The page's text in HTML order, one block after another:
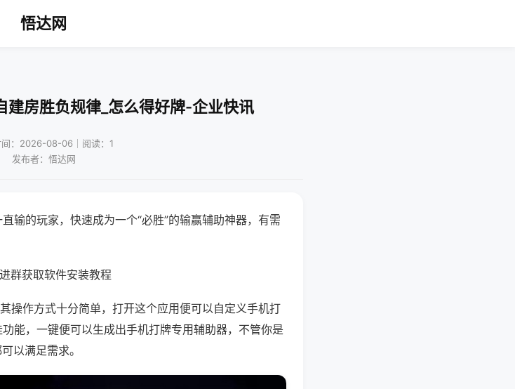
悟达网
建房胜负规律_怎么得好牌-企业快讯
间：2026-08-06｜阅读：1
发布者：悟达网
输的玩家，快速成为一个“必胜”的输赢辅助神器，有需
群获取软件安装教程
操作方式十分简单，打开这个应用便可以自定义手机打
能，一键便可以生成出手机打牌专用辅助器，不管你是
以满足需求。